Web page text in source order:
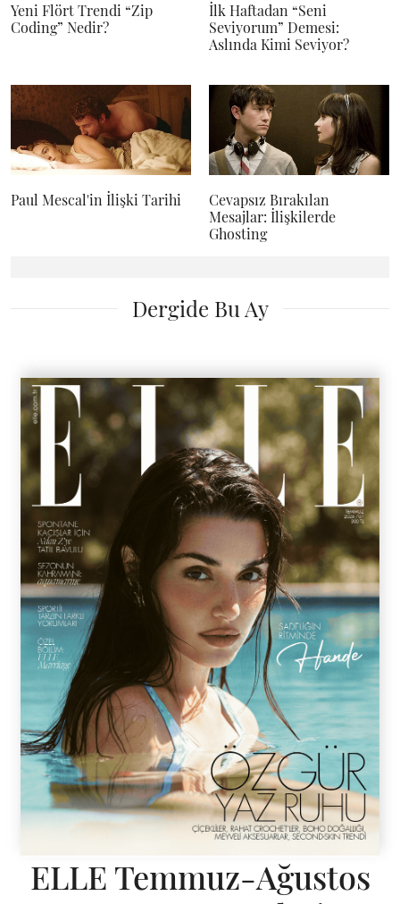
Yeni Flört Trendi “Zip
Coding” Nedir?
İlk Haftadan “Seni
Seviyorum” Demesi:
Aslında Kimi Seviyor?
Paul Mescal'in İlişki Tarihi
Cevapsız Bırakılan
Mesajlar: İlişkilerde
Ghosting
Dergide Bu Ay
ELLE Temmuz-Ağustos